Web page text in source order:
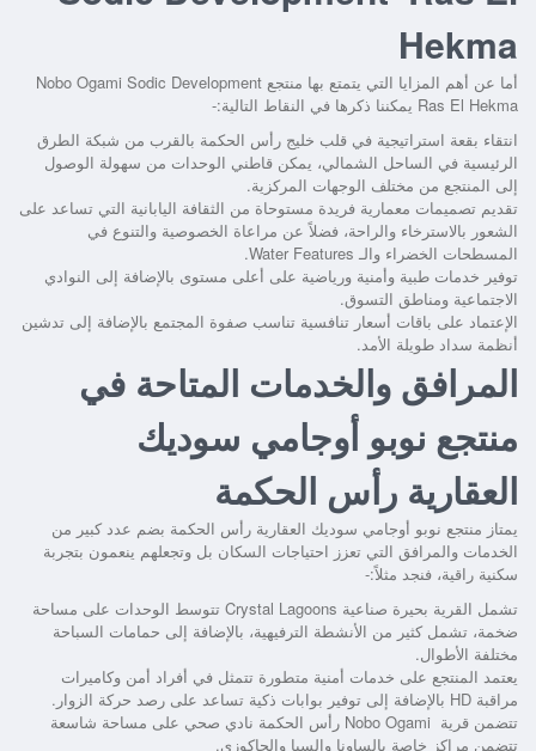
Hekma
أما عن أهم المزايا التي يتمتع بها
منتجع Nobo Ogami Sodic Development
Ras El Hekma يمكننا ذكرها في النقاط التالية:-
انتقاء بقعة استراتيجية في قلب خليج رأس الحكمة بالقرب من شبكة الطرق
الرئيسية في الساحل الشمالي، يمكن قاطني الوحدات من سهولة الوصول
إلى المنتجع من مختلف الوجهات المركزية.
تقديم تصميمات معمارية فريدة مستوحاة من الثقافة اليابانية التي تساعد على
الشعور بالاسترخاء والراحة، فضلاً عن مراعاة الخصوصية والتنوع في
المسطحات الخضراء والـ Water Features.
توفير خدمات طبية وأمنية ورياضية على أعلى مستوى بالإضافة إلى النوادي
الاجتماعية ومناطق التسوق.
الإعتماد على باقات أسعار تنافسية تناسب صفوة المجتمع بالإضافة إلى تدشين
أنظمة سداد طويلة الأمد.
المرافق والخدمات المتاحة في
منتجع نوبو أوجامي سوديك
العقارية رأس الحكمة
يمتاز منتجع نوبو أوجامي سوديك العقارية رأس الحكمة بضم عدد كبير من
الخدمات والمرافق التي تعزز احتياجات السكان بل وتجعلهم ينعمون بتجربة
سكنية راقية، فنجد مثلاً:-
تشمل القرية بحيرة صناعية Crystal Lagoons تتوسط الوحدات على مساحة
ضخمة، تشمل كثير من الأنشطة الترفيهية، بالإضافة إلى حمامات السباحة
مختلفة الأطوال.
يعتمد المنتجع على خدمات أمنية متطورة تتمثل في أفراد أمن وكاميرات
مراقبة HD بالإضافة إلى توفير بوابات ذكية تساعد على رصد حركة الزوار.
تتضمن قرية Nobo Ogami رأس الحكمة
نادي صحي على مساحة شاسعة
تتضمن مراكز خاصة بالساونا والسبا والجاكوزي.